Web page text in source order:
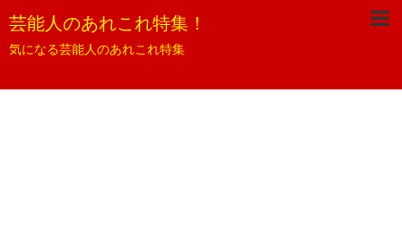
芸能人のあれこれ特集！
気になる芸能人のあれこれ特集